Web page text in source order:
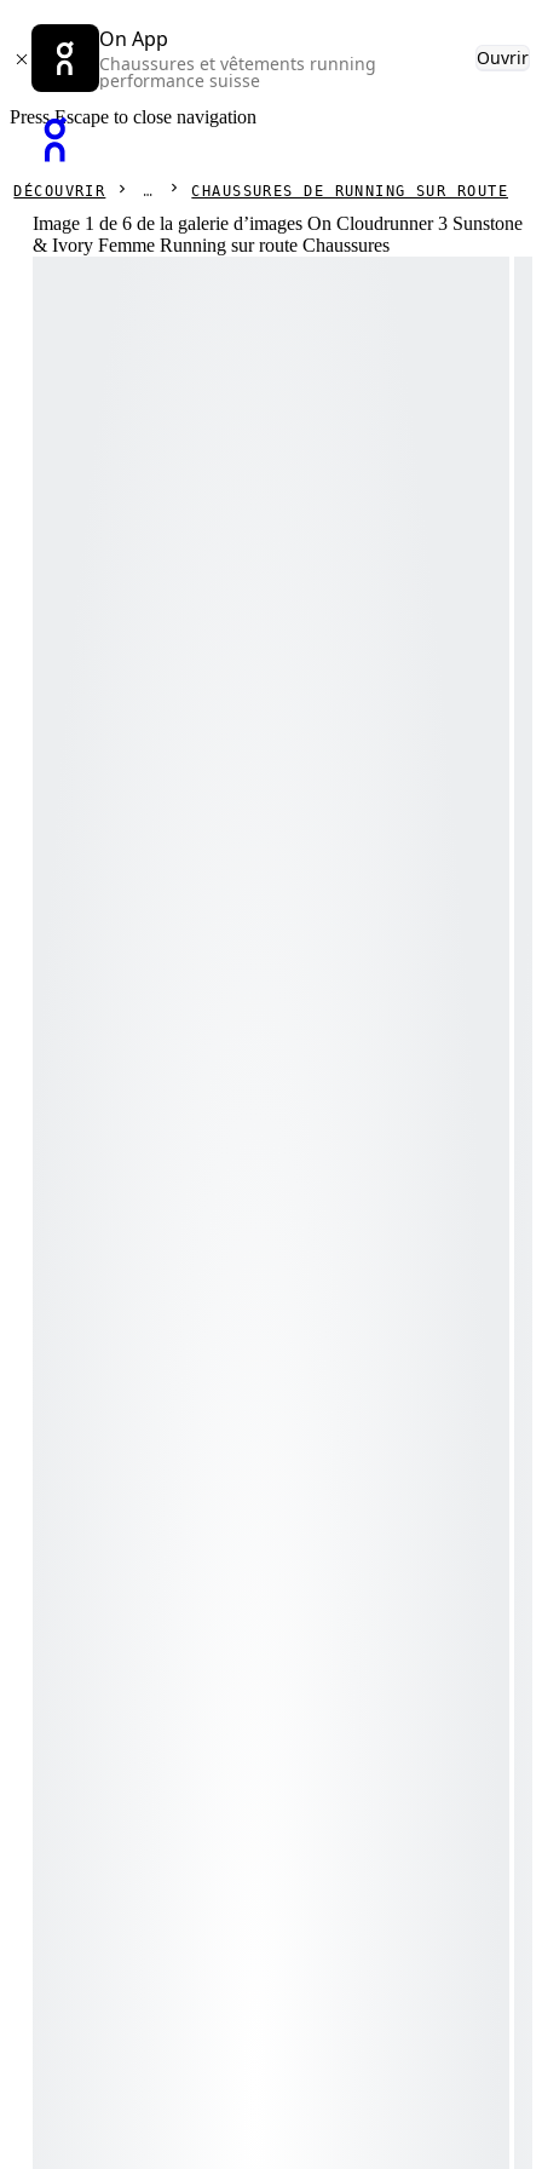
On App
Chaussures et vêtements running
performance suisse
Ouvrir
Press Escape to close navigation
DÉCOUVRIR CHAUSSURES DE RUNNING SUR ROUTE
Image 1 de 6 de la galerie d’images On Cloudrunner 3 Sunstone
& Ivory Femme Running sur route Chaussures